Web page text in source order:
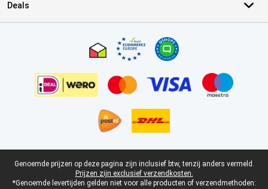
Deals
Juridische voettekst
Genoemde prijzen op deze pagina zijn inclusief btw, tenzij anders vermeld.
Prijzen zijn exclusief verzendkosten.
*Genoemde levertijden gelden niet voor alle producten of verzendmethoden: